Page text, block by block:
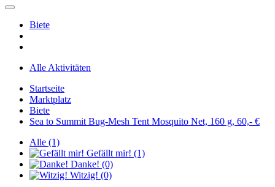
Biete
Alle Aktivitäten
Startseite
Marktplatz
Biete
Sea to Summit Bug-Mesh Tent Mosquito Net, 160 g, 60,- €
Alle (1)
Gefällt mir! (1)
Danke! (0)
Witzig! (0)